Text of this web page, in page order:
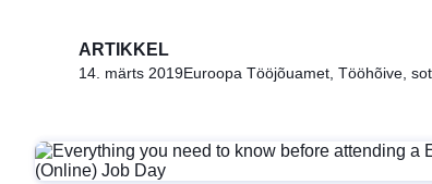
ARTIKKEL
14. märts 2019Euroopa Tööjõuamet, Tööhõive,